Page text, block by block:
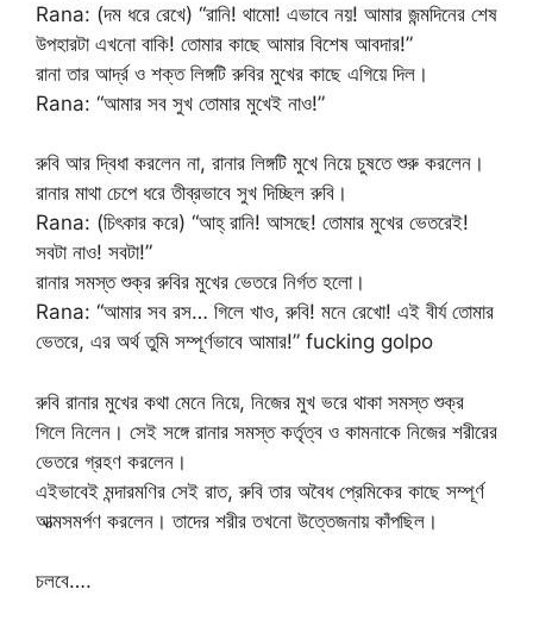
Rana: (দম ধরে রেখে) “রানি! থামো! এভাবে নয়! আমার জন্মদিনের শেষ
উপহারটা এখনো বাকি! তোমার কাছে আমার বিশেষ আবদার!”
রানা তার আর্দ্র ও শক্ত লিঙ্গটি রুবির মুখের কাছে এগিয়ে দিল।
Rana: “আমার সব সুখ তোমার মুখেই নাও!”
রুবি আর দ্বিধা করলেন না, রানার লিঙ্গটি মুখে নিয়ে চুষতে শুরু করলেন।
রানার মাথা চেপে ধরে তীব্রভাবে সুখ দিচ্ছিল রুবি।
Rana: (চিৎকার করে) “আহ্ রানি! আসছে! তোমার মুখের ভেতরেই!
সবটা নাও! সবটা!”
রানার সমস্ত শুক্র রুবির মুখের ভেতরে নির্গত হলো।
Rana: “আমার সব রস… গিলে খাও, রুবি! মনে রেখো! এই বীর্য তোমার
ভেতরে, এর অর্থ তুমি সম্পূর্ণভাবে আমার!” fucking golpo
রুবি রানার মুখের কথা মেনে নিয়ে, নিজের মুখ ভরে থাকা সমস্ত শুক্র
গিলে নিলেন। সেই সঙ্গে রানার সমস্ত কর্তৃত্ব ও কামনাকে নিজের শরীরের
ভেতরে গ্রহণ করলেন।
এইভাবেই মন্দারমণির সেই রাত, রুবি তার অবৈধ প্রেমিকের কাছে সম্পূর্ণ
আত্মসমর্পণ করলেন। তাদের শরীর তখনো উত্তেজনায় কাঁপছিল।
চলবে….